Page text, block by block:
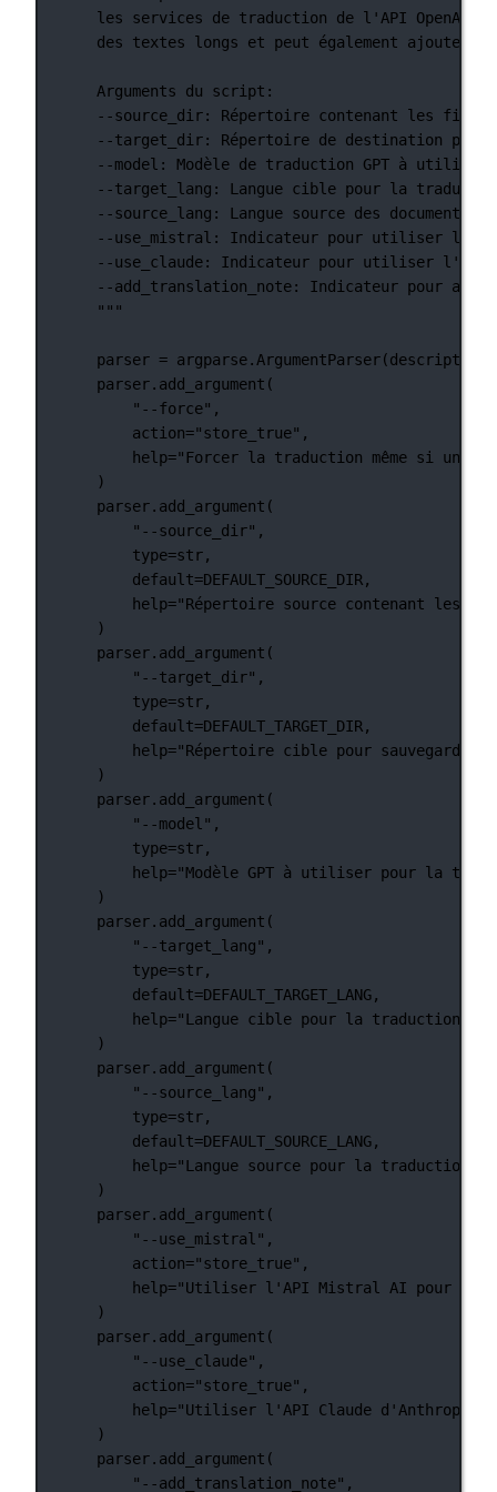
les services de traduction de l'API OpenAI,
des textes longs et peut également ajouter
Arguments du script:
--source_dir: Répertoire contenant les
--target_dir: Répertoire de destination
--model: Modèle de traduction GPT à utiliser.
--target_lang: Langue cible pour la
--source_lang: Langue source des documents.
--use_mistral: Indicateur pour utiliser
--use_claude: Indicateur pour utiliser l'API
--add_translation_note: Indicateur pour
"""
parser = argparse.ArgumentParser(description
parser.add_argument(
"--force" ,
action="store_true" ,
help="Forcer la traduction même si une
)
parser.add_argument(
"--source_dir" ,
type=str,
default=DEFAULT_SOURCE_DIR,
help="Répertoire source contenant les
)
parser.add_argument(
"--target_dir" ,
type=str,
default=DEFAULT_TARGET_DIR,
help="Répertoire cible pour sauvegarder
)
parser.add_argument(
"--model" ,
type=str,
help="Modèle GPT à utiliser pour la
)
parser.add_argument(
"--target_lang" ,
type=str,
default=DEFAULT_TARGET_LANG,
help="Langue cible pour la traduction"
)
parser.add_argument(
"--source_lang" ,
type=str,
default=DEFAULT_SOURCE_LANG,
help="Langue source pour la traduction"
)
parser.add_argument(
"--use_mistral" ,
action="store_true" ,
help="Utiliser l'API Mistral AI pour la
)
parser.add_argument(
"--use_claude" ,
action="store_true" ,
help="Utiliser l'API Claude d'Anthropic
)
parser.add_argument(
"--add_translation_note" ,